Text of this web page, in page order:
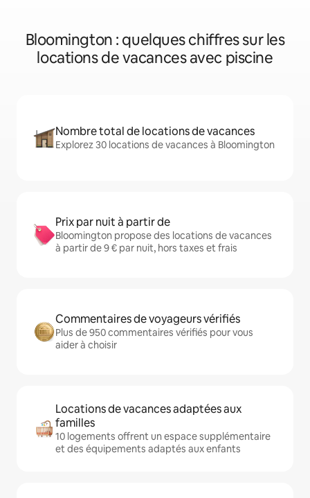
Bloomington : quelques chiffres sur les
locations de vacances avec piscine
Nombre total de locations de vacances
Explorez 30 locations de vacances à Bloomington
Prix par nuit à partir de
Bloomington propose des locations de vacances
à partir de 9 € par nuit, hors taxes et frais
Commentaires de voyageurs vérifiés
Plus de 950 commentaires vérifiés pour vous
aider à choisir
Locations de vacances adaptées aux
familles
10 logements offrent un espace supplémentaire
et des équipements adaptés aux enfants